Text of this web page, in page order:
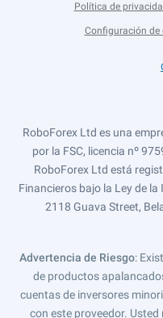
Política de
Configuración de
RoboForex Ltd es una
por la FSC, licencia nº
RoboForex Ltd está
Financieros bajo la Ley de
2118 Guava Street,
Advertencia de Riesgo:
de productos
cuentas de inversores
con este proveedor.